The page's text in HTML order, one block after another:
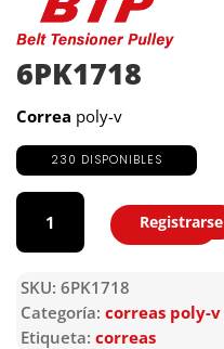
6PK1718
Correa poly-v
230 DISPONIBLES
6PK1718
cantidad
Agregar
Registrarse
SKU: 6PK1718
Categoría: correas poly-v
Etiqueta: correas